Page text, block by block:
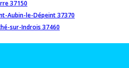
37150
Aubin-le-Dépeint 37370
sur-Indrois 37460